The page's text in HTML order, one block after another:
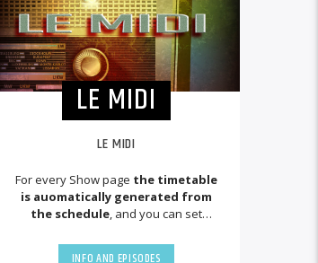
LE MIDI
LE MIDI
For every Show page the timetable
is auomatically generated from
the schedule, and you can set
Articles and Chartsby simply
INFO AND EPISODES